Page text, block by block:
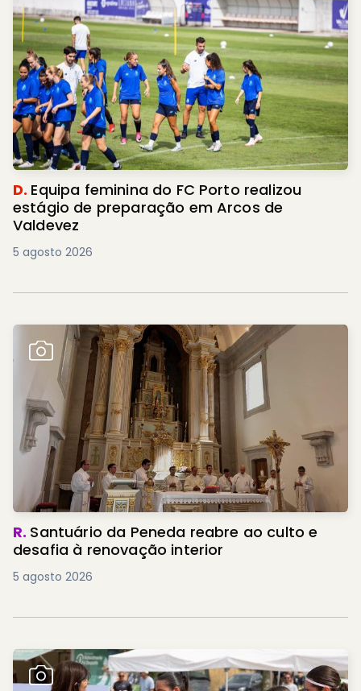
D. Equipa feminina do FC Porto realizou
estágio de preparação em Arcos de
Valdevez
5 agosto 2026
R. Santuário da Peneda reabre ao culto e
desafia à renovação interior
5 agosto 2026